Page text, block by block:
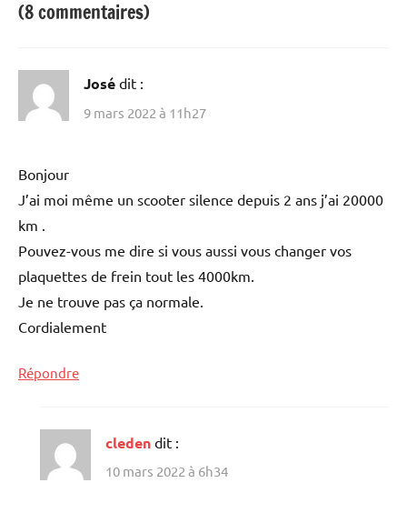
(8 commentaires)
José dit :
9 mars 2022 à 11h27
Bonjour
J’ai moi même un scooter silence depuis 2 ans j’ai 20000
km .
Pouvez-vous me dire si vous aussi vous changer vos
plaquettes de frein tout les 4000km.
Je ne trouve pas ça normale.
Cordialement
Répondre
cleden dit :
10 mars 2022 à 6h34